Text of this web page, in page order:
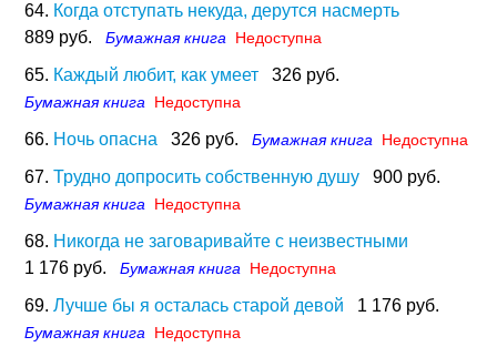
64. Когда отступать некуда, дерутся насмерть
889 руб.
Бумажная книга Недоступна
65. Каждый любит, как умеет 326 руб.
Бумажная книга Недоступна
66. Ночь опасна 326 руб. Бумажная книга Недоступна
67. Трудно допросить собственную душу 900 руб.
Бумажная книга Недоступна
68. Никогда не заговаривайте с неизвестными
1 176 руб.
Бумажная книга Недоступна
69. Лучше бы я осталась старой девой 1 176 руб.
Бумажная книга Недоступна